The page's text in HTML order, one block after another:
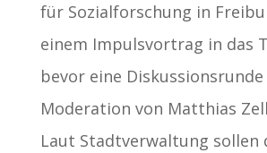
für Sozialforschung in
einem Impulsvortrag in das
bevor eine
Moderation von Matthias
Laut Stadtverwaltung sollen